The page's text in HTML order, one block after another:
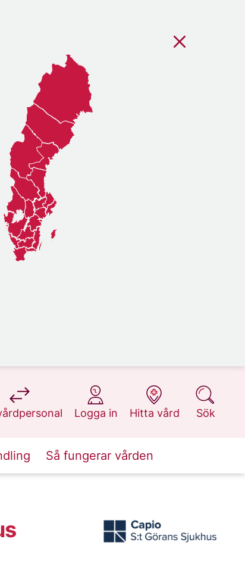
på 1177.se
Logga in
på 1177.se
Hitta vård
på 1177.se
Sök
på 1177.se
Så fungerar vården